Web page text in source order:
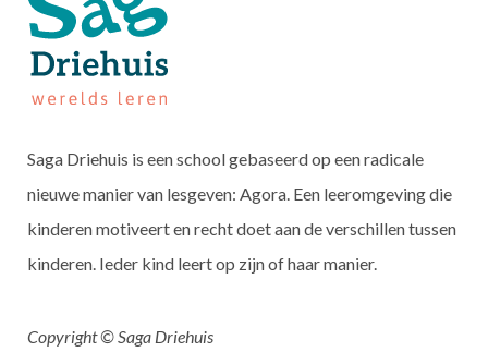
Saga Driehuis is een school gebaseerd op een radicale
nieuwe manier van lesgeven: Agora. Een leeromgeving die
kinderen motiveert en recht doet aan de verschillen tussen
kinderen. Ieder kind leert op zijn of haar manier.
Copyright © Saga Driehuis